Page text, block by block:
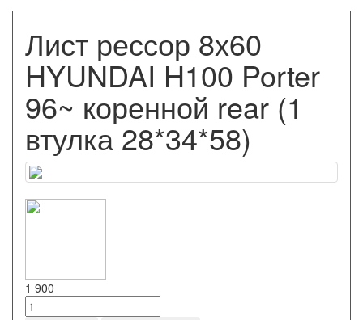
Лист рессор 8х60
HYUNDAI H100 Porter
96~ коренной rear (1
втулка 28*34*58)
1 900